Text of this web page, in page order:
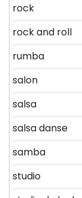
rock
rock and roll
rumba
salon
salsa
salsa danse
samba
studio